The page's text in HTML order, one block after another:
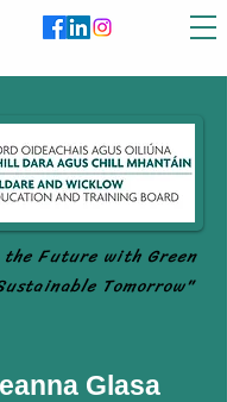
the Future with Green
Tomorrow"
Glasa